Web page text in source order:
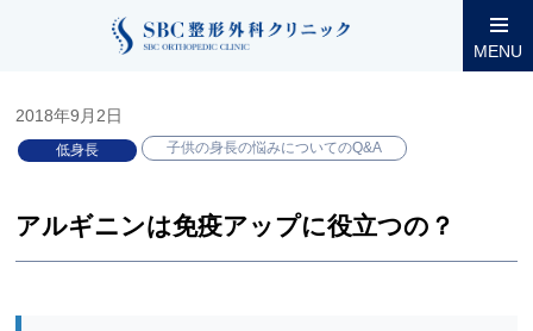
MENU
整形外科コラム 小児低身長 子供の身長の悩みについてのQ&A
2018年9月2日
低身長 子供の身長の悩みについてのQ&A
アルギニンは免疫アップに役立つの？